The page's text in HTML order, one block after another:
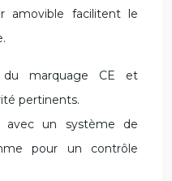
amovible facilitent le
du marquage CE et
pertinents.
avec un système de
pour un contrôle